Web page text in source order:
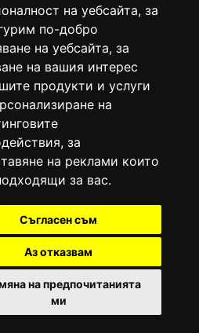
на уебсайта, за
по-добро
на уебсайта, за
на вашия интерес
продукти и услуги
на
, за
на реклами които
за вас.
Съгласен съм
Аз отказвам
на предпочитанията
ми
е регистрирано в националния
(Българска национална
1312-4722.
марката: Вяра информационен
със свидетелство за марка